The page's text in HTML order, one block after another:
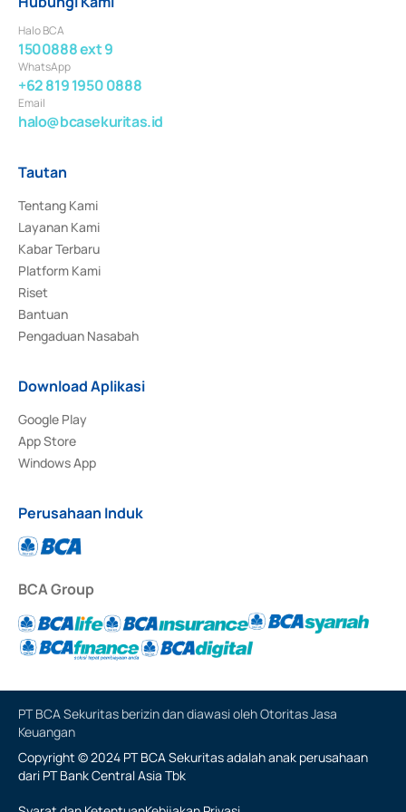
Halo BCA
1500888 ext 9
WhatsApp
+62 819 1950 0888
Email
halo@bcasekuritas.id
Tautan
Tentang Kami
Layanan Kami
Kabar Terbaru
Platform Kami
Riset
Bantuan
Pengaduan Nasabah
Download Aplikasi
Google Play
App Store
Windows App
Perusahaan Induk
BCA Group
PT BCA Sekuritas berizin dan diawasi oleh Otoritas Jasa
Keuangan
Copyright © 2024 PT BCA Sekuritas adalah anak perusahaan
dari PT Bank Central Asia Tbk